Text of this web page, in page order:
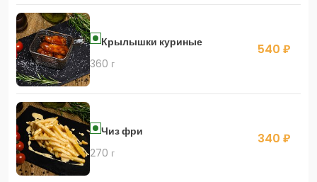
Крылышки куриные
360 г
540 ₽
Чиз фри
270 г
340 ₽